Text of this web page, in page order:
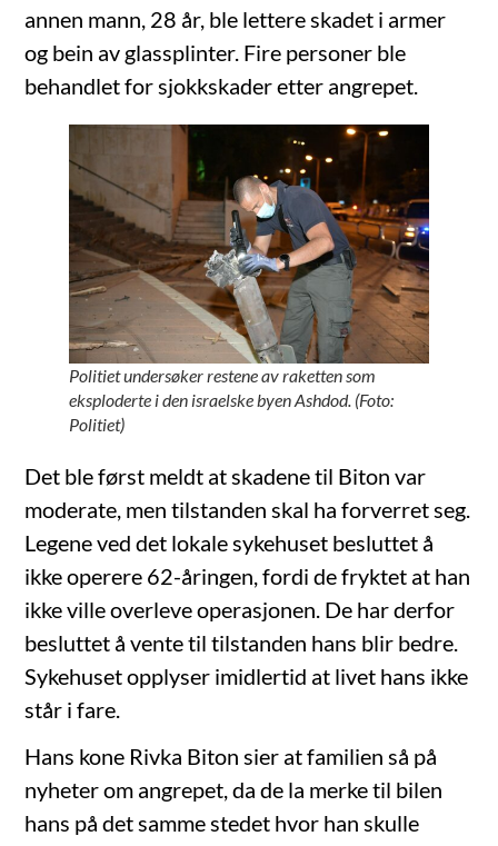
annen mann, 28 år, ble lettere skadet i armer
og bein av glassplinter. Fire personer ble
behandlet for sjokkskader etter angrepet.
Politiet undersøker restene av raketten som
eksploderte i den israelske byen Ashdod. (Foto:
Politiet)
Det ble først meldt at skadene til Biton var
moderate, men tilstanden skal ha forverret seg.
Legene ved det lokale sykehuset besluttet å
ikke operere 62-åringen, fordi de fryktet at han
ikke ville overleve operasjonen. De har derfor
besluttet å vente til tilstanden hans blir bedre.
Sykehuset opplyser imidlertid at livet hans ikke
står i fare.
Hans kone Rivka Biton sier at familien så på
nyheter om angrepet, da de la merke til bilen
hans på det samme stedet hvor han skulle